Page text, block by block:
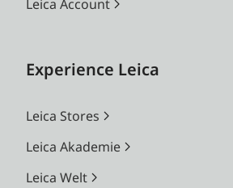
Leica Account
Experience Leica
Leica Stores
Leica Akademie
Leica Welt